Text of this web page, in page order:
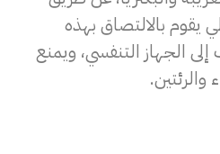
يقوم بالالتصاق بهذه
الجهاز التنفسي، ويمنع